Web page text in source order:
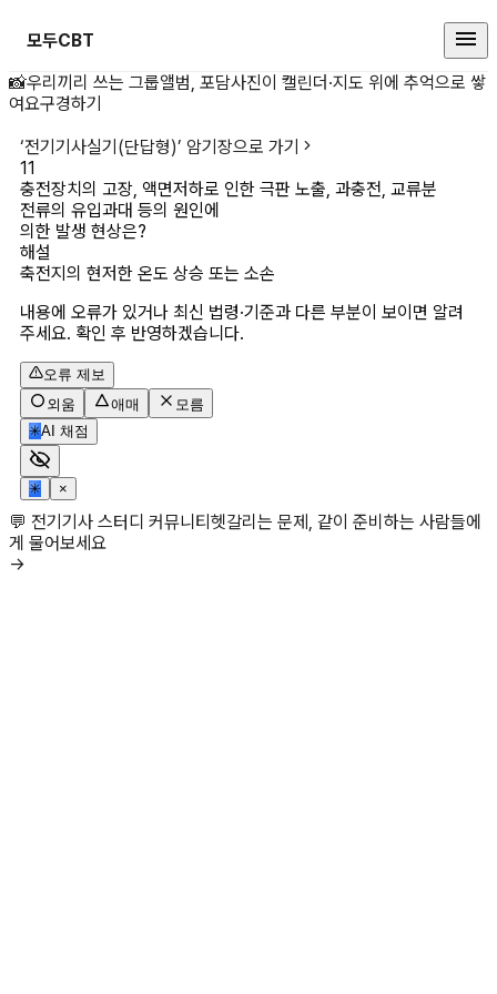
모두CBT
충전장치의 고장, 액면저하로 인한
📸우리끼리 쓰는 그룹앨범, 포담사진이 캘린더·지도 위에 추억으로 쌓
여요구경하기
‘전기기사실기(단답형)’ 암기장으로 가기
11
충전장치의 고장, 액면저하로 인한 극판 노출, 과충전, 교류분
전류의 유입과대 등의 원인에
의한 발생 현상은?
해설
축전지의 현저한 온도 상승 또는 소손
내용에 오류가 있거나 최신 법령·기준과 다른 부분이 보이면 알려
주세요. 확인 후 반영하겠습니다.
오류 제보
외움
애매
모름
✳AI 채점
✳ ×
💬 전기기사 스터디 커뮤니티헷갈리는 문제, 같이 준비하는 사람들에
게 물어보세요
→